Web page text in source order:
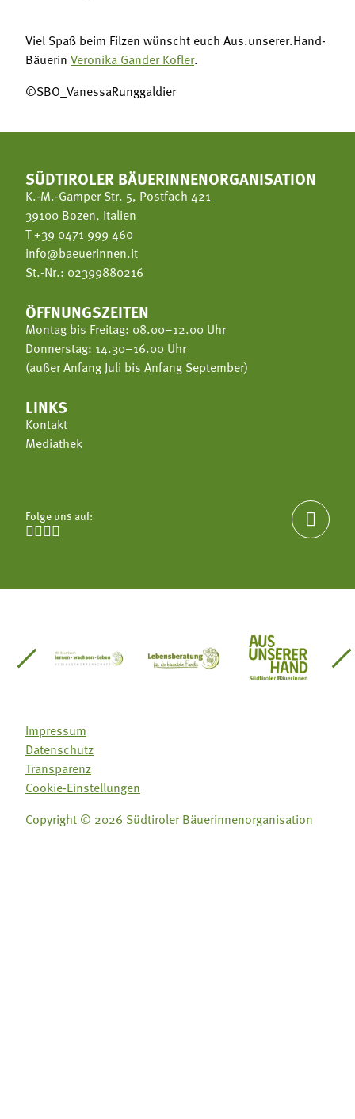
Viel Spaß beim Filzen wünscht euch Aus.unserer.Hand-
Bäuerin Veronika Gander Kofler.
©SBO_VanessaRunggaldier
SÜDTIROLER BÄUERINNENORGANISATION
K.-M.-Gamper Str. 5, Postfach 421
39100 Bozen, Italien
T+39 0471 999 460
info@baeuerinnen.it
St.-Nr.: 02399880216
ÖFFNUNGSZEITEN
Montag bis Freitag: 08.00–12.00 Uhr
Donnerstag: 14.30–16.00 Uhr
(außer Anfang Juli bis Anfang September)
LINKS
Kontakt
Mediathek
Folge uns auf:


Südtirol
Gärtnervereinigung
Sozialgenossenschaft Mit Bäuerinnen lernen -
Lebensberatung für dieAus unserer
Impressum
Datenschutz
Transparenz
Cookie-Einstellungen
Copyright © 2026 Südtiroler Bäuerinnenorganisation